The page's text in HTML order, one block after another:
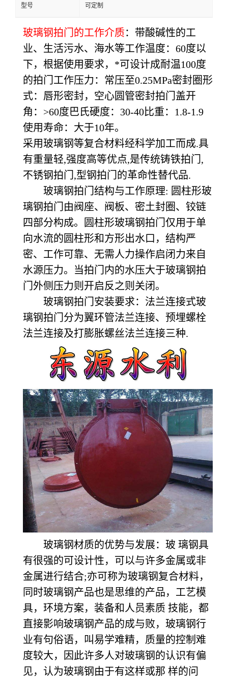
型号 可定制
玻璃钢拍门的工作介质：带酸碱性的工
业、生活污水、海水等工作温度：60度以
下，根据使用要求，*可设计成耐温100度
的拍门工作压力：常压至0.25MPa密封圈形
式：唇形密封，空心圆管密封拍门盖开
角：>60度巴氏硬度：30-40比重：1.8-1.9
使用寿命：大于10年。
采用玻璃钢等复合材料经科学加工而成.具
有重量轻,强度高等优点,是传统铸铁拍门,
不锈钢拍门,型钢拍门的革命性替代品.
玻璃钢拍门结构与工作原理: 圆柱形玻
璃钢拍门由阀座、阀板、密土封圈、铰链
四部分构成。圆柱形玻璃钢拍门仅用于单
向水流的圆柱形和方形出水口，结构严
密、工作可靠、无需人力操作启闭力来自
水源压力。当拍门内的水压大于玻璃钢拍
门外侧压力则开启反之则关闭。
玻璃钢拍门安装要求：法兰连接式玻
璃钢拍门分为翼环管法兰连接、预埋螺栓
法兰连接及打膨胀螺丝法兰连接三种.
玻璃钢材质的优势与发展：玻 璃钢具
有很强的可设计性，可以与许多金属或非
金属进行结合;亦可称为玻璃钢复合材料，
同时玻璃钢产品也是思维的产品，工艺模
具，环境方案，装备和人员素质 技能，都
直接影响玻璃钢产品的成与败，玻璃钢行
业有句俗语，叫易学难精，质量的控制难
度较大，因此许多人对玻璃钢的认识有偏
见，认为玻璃钢由于有这样或那 样的问